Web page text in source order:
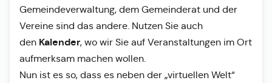
Gemeindeverwaltung, dem Gemeinderat und der
Vereine sind das andere. Nutzen Sie auch
den Kalender, wo wir Sie auf Veranstaltungen im Ort
aufmerksam machen wollen.
Nun ist es so, dass es neben der „virtuellen Welt“